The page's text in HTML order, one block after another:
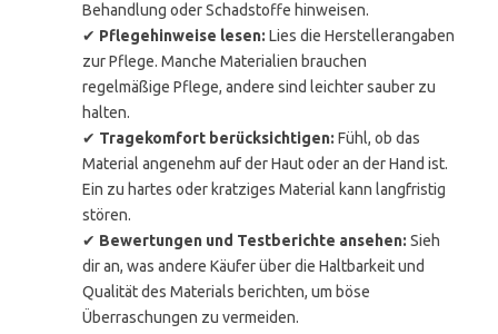
Behandlung oder Schadstoffe hinweisen.
✔ Pflegehinweise lesen: Lies die Herstellerangaben
zur Pflege. Manche Materialien brauchen
regelmäßige Pflege, andere sind leichter sauber zu
halten.
✔ Tragekomfort berücksichtigen: Fühl, ob das
Material angenehm auf der Haut oder an der Hand ist.
Ein zu hartes oder kratziges Material kann langfristig
stören.
✔ Bewertungen und Testberichte ansehen: Sieh
dir an, was andere Käufer über die Haltbarkeit und
Qualität des Materials berichten, um böse
Überraschungen zu vermeiden.